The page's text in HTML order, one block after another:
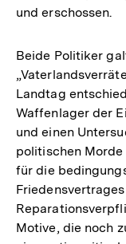
und erschossen.
Beide Politiker
Landtag
Waffenlager der
und einen
politischen
für die
Motive, die noch